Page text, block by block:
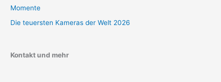
Momente
Die teuersten Kameras der Welt 2026
Kontakt und mehr